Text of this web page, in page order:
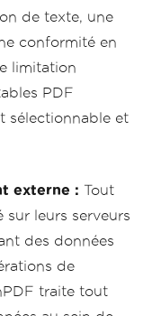
de texte, une
conformité en
limitation
PDF
sélectionnable et
externe : Tout
sur leurs serveurs
des données
de
traite tout